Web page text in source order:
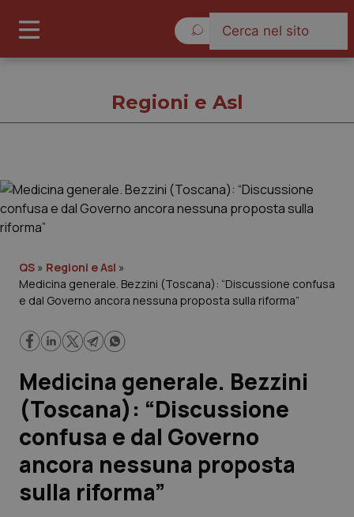
Cronache
Governo e Parlamento
Regioni e Asl
Lavoro e Professioni
Scienza e Farmaci
Studi e Analisi
Lettere al direttore
Regioni e Asl
QS » Regioni e Asl »
Medicina generale. Bezzini (Toscana): “Discussione confusa
e dal Governo ancora nessuna proposta sulla riforma”
Medicina generale. Bezzini
(Toscana): “Discussione
confusa e dal Governo
ancora nessuna proposta
sulla riforma”